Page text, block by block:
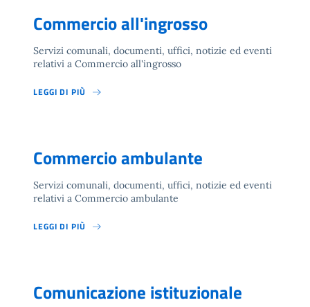
Commercio all'ingrosso
Servizi comunali, documenti, uffici, notizie ed eventi
relativi a Commercio all'ingrosso
LEGGI DI PIÙ
Commercio ambulante
Servizi comunali, documenti, uffici, notizie ed eventi
relativi a Commercio ambulante
LEGGI DI PIÙ
Comunicazione istituzionale